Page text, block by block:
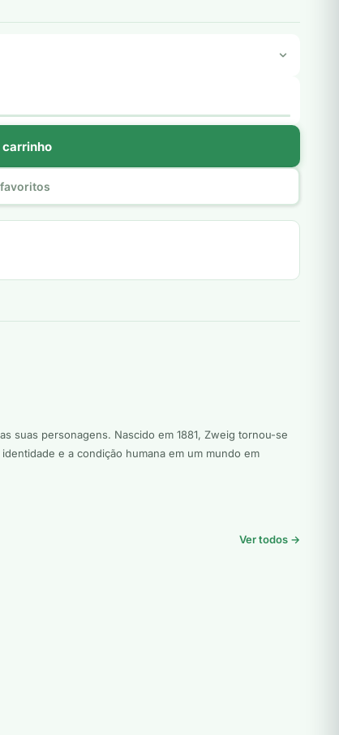
suas personagens. Nascido em 1881, Zweig tornou-se
e a condição humana em um mundo em
Ver todos →